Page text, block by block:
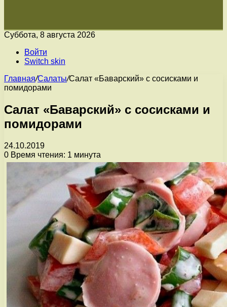
Суббота, 8 августа 2026
Войти
Switch skin
Главная/Салаты/Салат «Баварский» с сосисками и
помидорами
Салат «Баварский» с сосисками и
помидорами
24.10.2019
0 Время чтения: 1 минута